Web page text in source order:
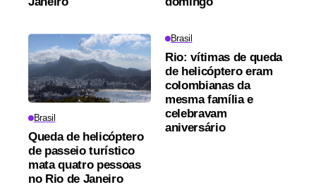
Brasil
Queda de helicóptero
de passeio turístico
mata quatro pessoas
no Rio de Janeiro
Brasil
Rio: vítimas de queda
de helicóptero eram
colombianas da
mesma família e
celebravam
aniversário